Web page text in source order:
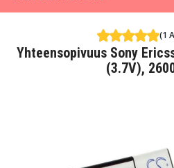
(1
Yhteensopivuus Sony
(3.7V),